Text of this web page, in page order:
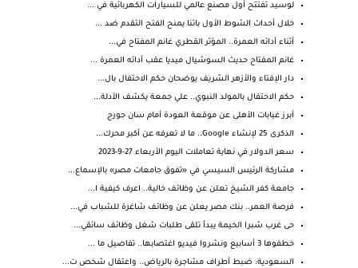
لوسيد تفتتح أول مصنع عالمي للسيارات الكهربائية في ...
خلال أحداث الشوط الأول باتنا يمنح الفتح التقدم ضد ...
أثناء أدائه العمرة.. المؤثر القطري غانم المفتاح في...
غانم المفتاح حديث السوشيال ميديا عقب أدائه العمرة ...
دار الإفتاء والأزهر الشريف يوضحان حكم الاحتفال بال...
حكم الاحتفال بالمولد النبوي.. علي جمعة يكشف الأدلة...
أبرز غيابات الأهلى عن موقعة العودة أمام سان جورج
الذكرى 25 لإنشاء Google.. ما لا تعرفه عن أكبر محرك...
سعر الدولار في نهاية تعاملات اليوم الأربعاء 27-9-2023
مشاركة الرئيس السيسي في «تفوق جامعات مصر» بالإسماع...
جامعة كفر الشيخ تعلن عن وظائف خالية.. اعرف كيفية ا...
فرصة العمر.. بنك مصر يعلن عن وظائف شاغرة للشباب في...
حى غرب شبرا الخيمة يبدأ تلقى طلبات شغل وظائف سائقي...
خطفوها 3 أسابيع ونشروا فيديو اغتصابها.. تفاصيل ما ...
السعودية: ضبط أطراف مشاجرة بالرياض.. واعتقال شخص ت...